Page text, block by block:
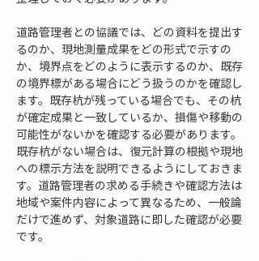
道路管理者との協議では、どの資料を提出す
るのか、現地測量成果をどの形式で示すの
か、境界点をどのように表示するのか、既存
の境界標がある場合にどう扱うのかを確認し
ます。既存杭が残っている場合でも、その杭
が確定成果と一致しているか、損傷や移動の
可能性がないかを確認する必要があります。
既存杭がない場合は、復元計算の根拠や現地
への標示方法を説明できるようにしておきま
す。道路管理者の求める手続きや確認方法は
地域や案件内容によって異なるため、一般論
だけで進めず、対象道路に即した確認が必要
です。